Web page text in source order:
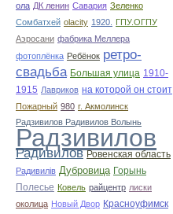
ола ДК ленин Савария Зеленко
Сомбатхей olacity 1920.
ГПУ.ОГПУ
Аэросани фабрика Меллера
фотоплёнка Ребёнок ретро-
свадьба Большая улица 1910-
1915 Лавриков на которой он стоит
Пожарный 980 г. Акмолинск
Радзивилов Радивилов Волынь
Радзивилов
Радивилов Ровенская область
Радивилiв Дубровица Горынь
Полесье Ковель райцентр лиски
околица Новый Двор Красноуфимск